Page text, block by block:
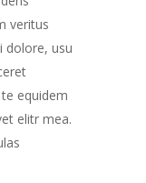
veritus
dolore, usu
equidem
elitr mea.